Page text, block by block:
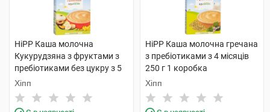
HiPP Каша молочна
Кукурудзяна з фруктами з
пребіотиками без цукру з 5
місяців 250 г 1 коробка
Хіпп
HiPP Каша молочна гречана
з пребіотиками з 4 місяців
250 г 1 коробка
Хіпп